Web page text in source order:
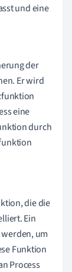
und eine
der
Er wird
eine
durch
die die
Ein
um
Funktion
Process